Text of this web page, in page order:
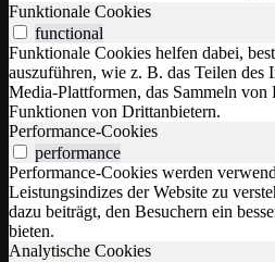
Funktionale Cookies
functional
Funktionale Cookies helfen dabei,
auszuführen, wie z. B. das Teilen des
Media-Plattformen, das Sammeln von
Funktionen von Drittanbietern.
Performance-Cookies
performance
Performance-Cookies werden
Leistungsindizes der Website zu
dazu beiträgt, den Besuchern ein
bieten.
Analytische Cookies